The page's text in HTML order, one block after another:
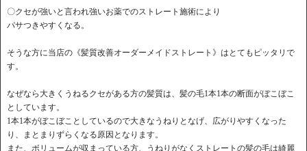
〇クセが強いと言われ強いお薬でのストレート施術により
パサつきやすくなる。
そうな方に当店の《髪質改善オーダーメイドストレート》はとてもピッタリで
す。
なぜなら大きくうねるクセがある方の髪質は、髪の毛1本1本の断面がぼこぼこ
としています。
1本1本がぼこぼことしているので大きなうねりとなげ、広がりやすくなった
り、まとまりずらくなる原因となります。
また、ボリュームが収まっている方、うねりがなくストレートの髪の毛は綺麗